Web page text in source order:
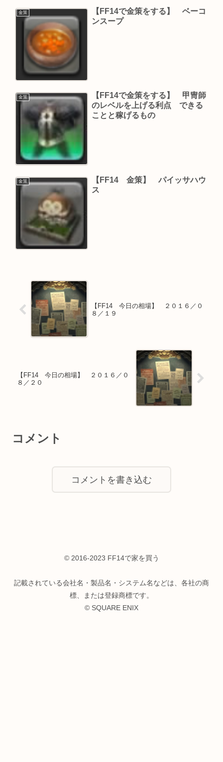
金策
【FF14で金策をする】 ベーコ
ンスープ
金策
【FF14で金策をする】 甲冑師
のレベルを上げる利点 できる
ことと稼げるもの
金策
【FF14 金策】 パイッサハウ
ス
【FF14 今日の相場】 ２０１６／０
８／１９
【FF14 今日の相場】 ２０１６／０
８／２０
コメント
コメントを書き込む
© 2016-2023 FF14で家を買う
記載されている会社名・製品名・システム名などは、各社の商
標、または登録商標です。
© SQUARE ENIX